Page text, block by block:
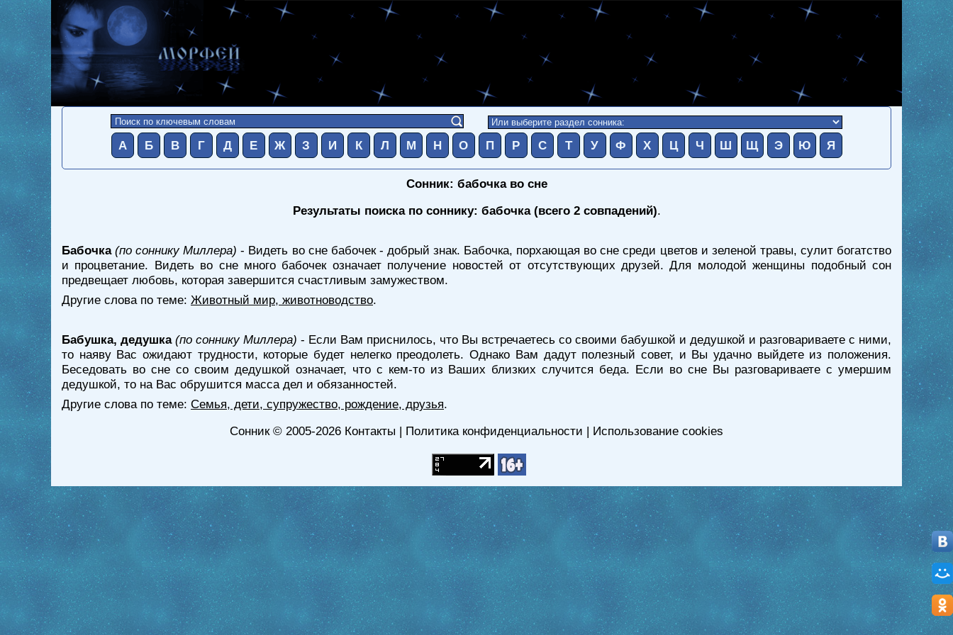
А Б В Г Д Е Ж З И К Л М Н О П Р С Т У Ф Х Ц Ч Ш Щ Э Ю Я
Сонник: бабочка во сне
Результаты поиска по соннику: бабочка (всего 2 совпадений).
Бабочка (по соннику Миллера) - Видеть во сне бабочек - добрый знак. Бабочка, порхающая во сне среди цветов и зеленой травы, сулит богатство
и процветание. Видеть во сне много бабочек означает получение новостей от отсутствующих друзей. Для молодой женщины подобный сон
предвещает любовь, которая завершится счастливым замужеством.
Другие слова по теме: Животный мир, животноводство.
Бабушка, дедушка (по соннику Миллера) - Если Вам приснилось, что Вы встречаетесь со своими бабушкой и дедушкой и разговариваете с ними,
то наяву Вас ожидают трудности, которые будет нелегко преодолеть. Однако Вам дадут полезный совет, и Вы удачно выйдете из положения.
Беседовать во сне со своим дедушкой означает, что с кем-то из Ваших близких случится беда. Если во сне Вы разговариваете с умершим
дедушкой, то на Вас обрушится масса дел и обязанностей.
Другие слова по теме: Семья, дети, супружество, рождение, друзья.
Сонник© 2005-2026 Контакты | Политика конфиденциальности | Использование cookies